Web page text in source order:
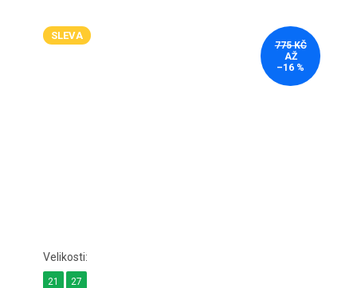
SLEVA
775 KČ
AŽ
–16 %
21 27